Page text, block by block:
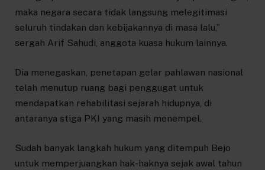
maka negara secara tidak langsung melegitimasi
seluruh tindakan dan kebijakannya di masa lalu,”
sergah Arif Sahudi, anggota kuasa hukum lainnya.
Dia menegaskan, penetapan gelar pahlawan nasional
telah menutup ruang bagi penggugat untuk
mendapatkan rehabilitasi sejarah hidupnya, di
antaranya stiga PKI yang masih menempel.
Sudah banyak langkah hukum yang ditempuh Bejo
untuk memperjuangkan hak-haknya sejak awal tahun